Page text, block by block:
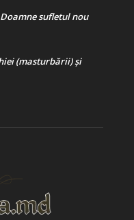
sufletul nou
(masturbării) şi